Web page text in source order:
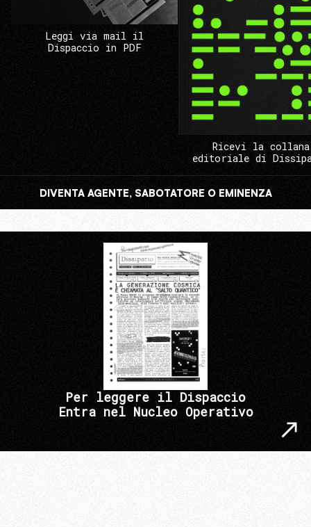
Leggi via mail il
Dispaccio in PDF
Ricevi la collana
editoriale di
DIVENTA AGENTE, SABOTATORE O EMINENZA
Per leggere il Dispaccio
Entra nel Nucleo Operativo